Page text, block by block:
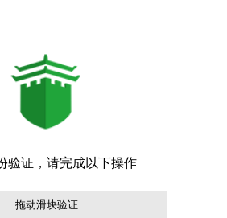
拖动滑块验证